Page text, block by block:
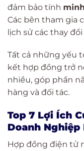
đảm bảo tính
Các bên tham gia
lịch sử các thay
Tất cả những yếu
kết hợp đồng trở
nhiều, góp phần
hàng và đối tác.
Top 7 Lợi Ích
Doanh Nghiệp
Hợp đồng điện tử